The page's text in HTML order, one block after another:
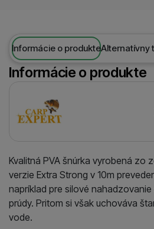
Informácie o produkteAlternatívny
Informácie o produkte
Výrobca
Kvalitná PVA šnúrka vyrobená zo
verzie Extra Strong v 10m
napríklad pre silové
prúdy. Pritom si však uchováva
vode.